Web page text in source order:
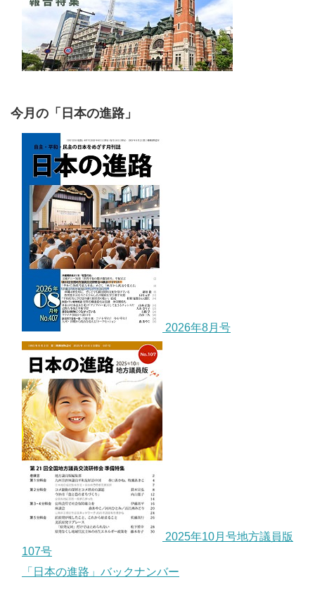
今月の「日本の進路」
2026年8月号
2025年10月号地方議員版
107号
「日本の進路」バックナンバー